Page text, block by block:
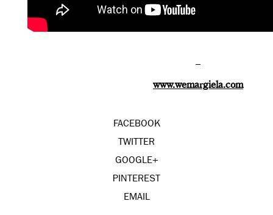
–
www.wemargiela.com
FACEBOOK
TWITTER
GOOGLE+
PINTEREST
EMAIL